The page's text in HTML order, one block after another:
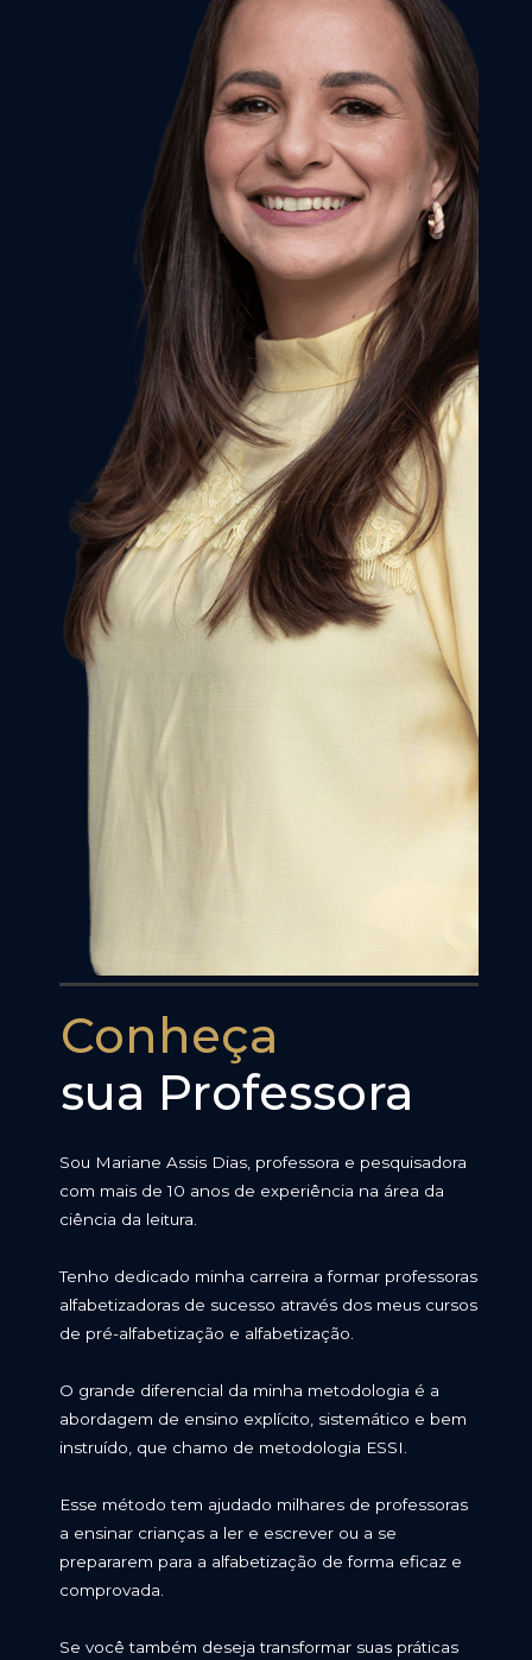
Conheça
sua Professora
Sou Mariane Assis Dias, professora e pesquisadora
com mais de 10 anos de experiência na área da
ciência da leitura.
Tenho dedicado minha carreira a formar professoras
alfabetizadoras de sucesso através dos meus cursos
de pré-alfabetização e alfabetização.
O grande diferencial da minha metodologia é a
abordagem de ensino explícito, sistemático e bem
instruído, que chamo de metodologia ESSI.
Esse método tem ajudado milhares de professoras
a ensinar crianças a ler e escrever ou a se
prepararem para a alfabetização de forma eficaz e
comprovada.
Se você também deseja transformar suas práticas